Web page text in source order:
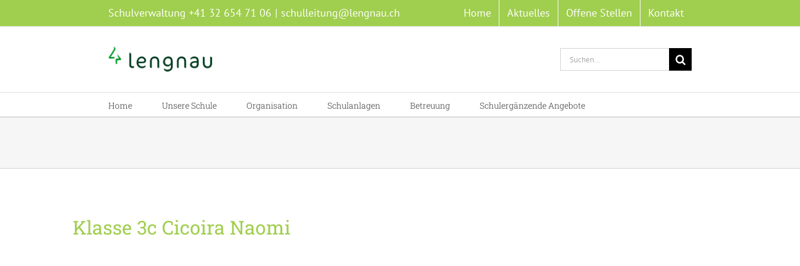
Inhalt
Schulverwaltung +41 32 654 71 06 | schulleitung@lengnau.ch Home Aktuelles Offene Stellen Kontakt
Suche
nach:
Home Unsere Schule Organisation Schulanlagen Betreuung Schulergänzende Angebote
Klasse 3c Cicoira Naomi